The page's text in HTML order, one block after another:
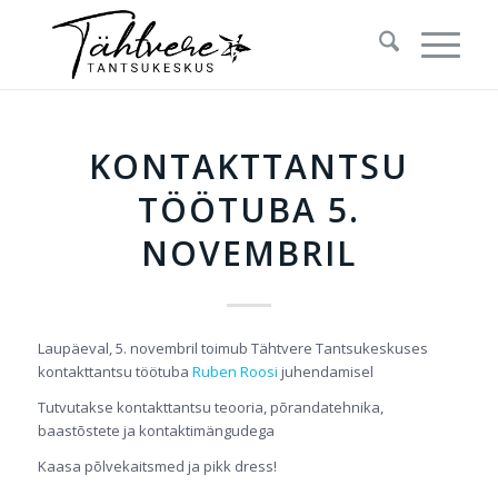
KONTAKTTANTSU
TÖÖTUBA 5.
NOVEMBRIL
Laupäeval, 5. novembril toimub Tähtvere Tantsukeskuses
kontakttantsu töötuba Ruben Roosi juhendamisel
Tutvutakse kontakttantsu teooria, põrandatehnika,
baastõstete ja kontaktimängudega
Kaasa põlvekaitsmed ja pikk dress!